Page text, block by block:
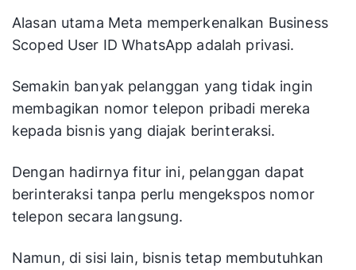
Alasan utama Meta memperkenalkan Business
Scoped User ID WhatsApp adalah privasi.
Semakin banyak pelanggan yang tidak ingin
membagikan nomor telepon pribadi mereka
kepada bisnis yang diajak berinteraksi.
Dengan hadirnya fitur ini, pelanggan dapat
berinteraksi tanpa perlu mengekspos nomor
telepon secara langsung.
Namun, di sisi lain, bisnis tetap membutuhkan